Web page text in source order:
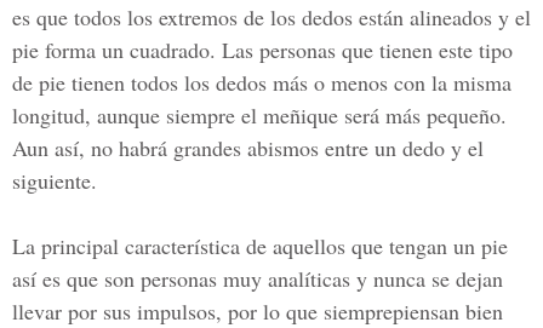
es que todos los extremos de los dedos están alineados y el
pie forma un cuadrado. Las personas que tienen este tipo
de pie tienen todos los dedos más o menos con la misma
longitud, aunque siempre el meñique será más pequeño.
Aun así, no habrá grandes abismos entre un dedo y el
siguiente.
La principal característica de aquellos que tengan un pie
así es que son personas muy analíticas y nunca se dejan
llevar por sus impulsos, por lo que siemprepiensan bien